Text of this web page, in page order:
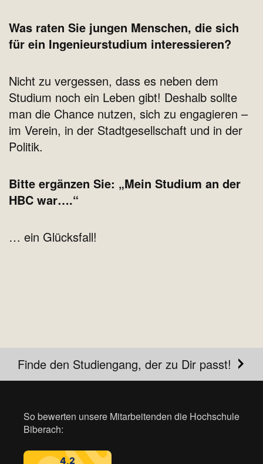
Was raten Sie jungen Menschen, die sich
für ein Ingenieurstudium interessieren?
Nicht zu vergessen, dass es neben dem
Studium noch ein Leben gibt! Deshalb sollte
man die Chance nutzen, sich zu engagieren –
im Verein, in der Stadtgesellschaft und in der
Politik.
Bitte ergänzen Sie: „Mein Studium an der
HBC war….“
… ein Glücksfall!
Finde den Studiengang, der zu Dir passt!
So bewerten unsere Mitarbeitenden die Hochschule
Biberach: